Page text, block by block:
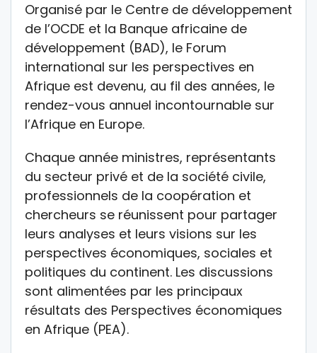
Organisé par le Centre de développement
de l’OCDE et la Banque africaine de
développement (BAD), le Forum
international sur les perspectives en
Afrique est devenu, au fil des années, le
rendez-vous annuel incontournable sur
l’Afrique en Europe.
Chaque année ministres, représentants
du secteur privé et de la société civile,
professionnels de la coopération et
chercheurs se réunissent pour partager
leurs analyses et leurs visions sur les
perspectives économiques, sociales et
politiques du continent. Les discussions
sont alimentées par les principaux
résultats des Perspectives économiques
en Afrique (PEA).